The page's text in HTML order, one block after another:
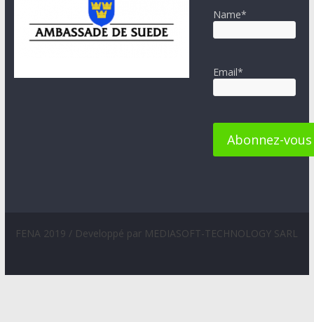
Name*
Email*
FENA 2019 / Developpé par MEDIASOFT-TECHNOLOGY SARL